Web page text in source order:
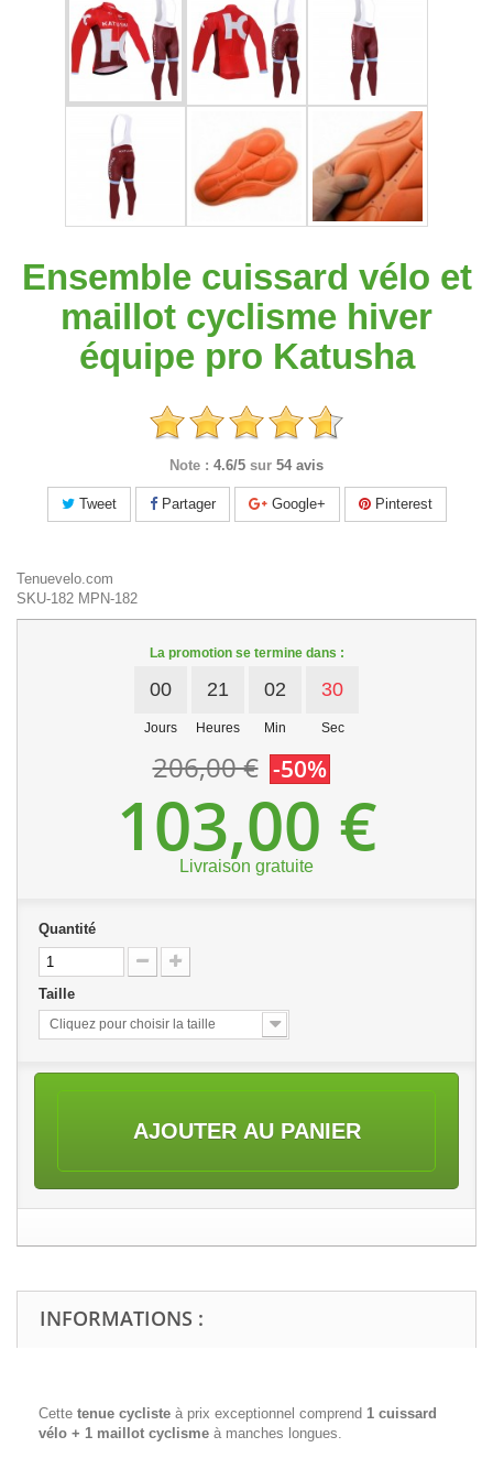
Ensemble cuissard vélo et
maillot cyclisme hiver
équipe pro Katusha
Note : 4.6/5 sur 54 avis
Tweet Partager Google+ Pinterest
Tenuevelo.com
SKU-182 MPN-182
La promotion se termine dans :
00
Jours
21
Heures
02
Min
30
Sec
206,00 € -50%
103,00 €
Livraison gratuite
Quantité
Taille
Cliquez pour choisir la taille
AJOUTER AU PANIER
INFORMATIONS :
Cette tenue cycliste à prix exceptionnel comprend 1 cuissard
vélo + 1 maillot cyclisme à manches longues.